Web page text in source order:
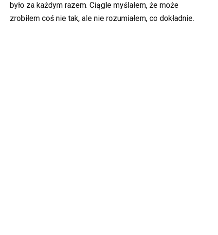
było za każdym razem. Ciągle myślałem, że może
zrobiłem coś nie tak, ale nie rozumiałem, co dokładnie.